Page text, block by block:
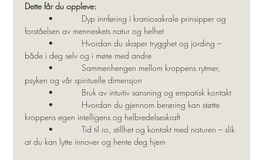
Dette får du oppleve:
•            Dyp innføring i kraniosakrale prinsipper og
forståelsen av menneskets natur og helhet
•            Hvordan du skaper trygghet og jording –
både i deg selv og i møte med andre
•            Sammenhengen mellom kroppens rytmer,
psyken og vår spirituelle dimensjon
•            Bruk av intuitiv sansning og empatisk kontakt
•            Hvordan du gjennom berøring kan støtte
kroppens egen intelligens og helbredelseskraft
•            Tid til ro, stillhet og kontakt med naturen – slik
at du kan lytte innover og hente deg hjem